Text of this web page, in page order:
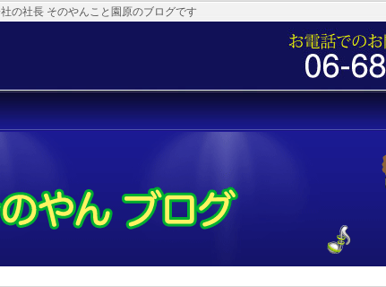
の社長 そのやんこと園原のブログです